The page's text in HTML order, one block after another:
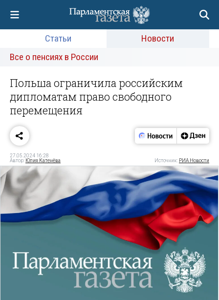
Статьи
Новости
Все о пенсиях в России
Польша ограничила российским
дипломатам право свободного
перемещения
27.05.2024 16:28
Автор: Юлия Катенёва Источник: РИА Новости